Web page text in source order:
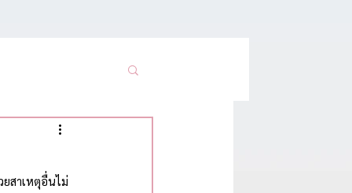
ฮิตห้ามพลาด
สาเหตุอื่นไม่